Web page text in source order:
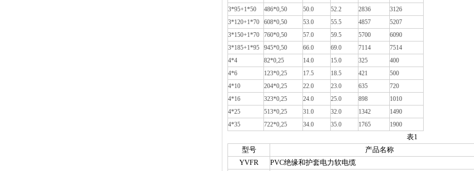
3*95+1*50
486*0,50 50.0 52.2 2836
3126
3*120+1*70
608*0,50 53.0 55.5 4857
5207
3*150+1*70
760*0,50 57.0 59.5 5700
6090
3*185+1*95
945*0,50 66.0 69.0 7114
7514
4*4
82*0,25 14.0 15.0 325
400
4*6
123*0,25 17.5 18.5 421
500
4*10
204*0,25 22.0 23.0 635
720
4*16
323*0,25 24.0 25.0 898
1010
4*25
513*0,25 31.0 32.0 1342
1490
4*35
722*0,25 34.0 35.0 1765 1900
表1
型号
产品名称
YVFR
PVC绝缘和护套电力软电缆